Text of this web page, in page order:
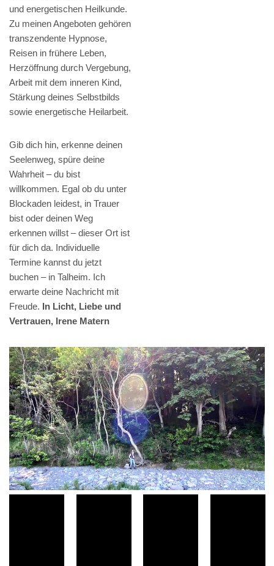
und energetischen Heilkunde.
Zu meinen Angeboten gehören
transzendente Hypnose,
Reisen in frühere Leben,
Herzöffnung durch Vergebung,
Arbeit mit dem inneren Kind,
Stärkung deines Selbstbilds
sowie energetische Heilarbeit.
Gib dich hin, erkenne deinen
Seelenweg, spüre deine
Wahrheit – du bist
willkommen. Egal ob du unter
Blockaden leidest, in Trauer
bist oder deinen Weg
erkennen willst – dieser Ort ist
für dich da. Individuelle
Termine kannst du jetzt
buchen – in Talheim. Ich
erwarte deine Nachricht mit
Freude. In Licht, Liebe und
Vertrauen, Irene Matern